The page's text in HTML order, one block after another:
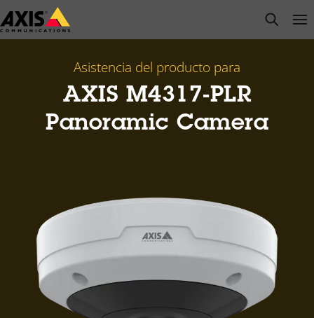
Saltar
al
open
Asistencia del producto para
AXIS M4317-PLR
Panoramic Camera